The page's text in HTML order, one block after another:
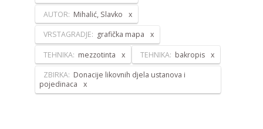
AUTOR: Mihalić, Slavko
VRSTAGRADJE: grafička mapa
TEHNIKA: mezzotinta TEHNIKA: bakropis
ZBIRKA: Donacije likovnih djela ustanova i
pojedinaca